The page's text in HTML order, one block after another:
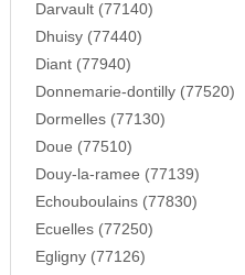
Darvault (77140)
Dhuisy (77440)
Diant (77940)
Donnemarie-dontilly (77520)
Dormelles (77130)
Doue (77510)
Douy-la-ramee (77139)
Echouboulains (77830)
Ecuelles (77250)
Egligny (77126)